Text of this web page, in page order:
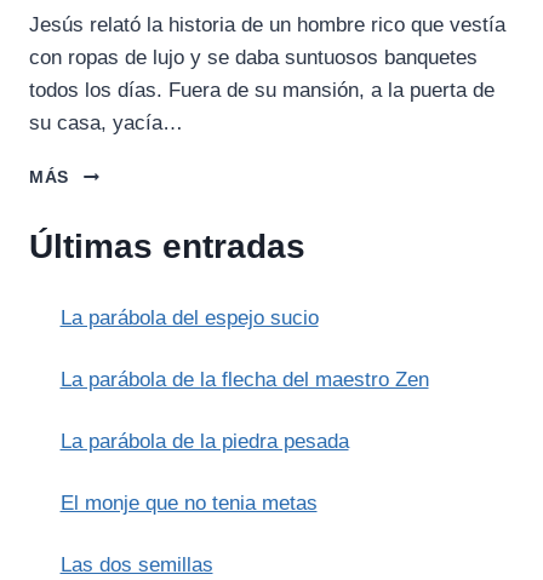
Jesús relató la historia de un hombre rico que vestía
con ropas de lujo y se daba suntuosos banquetes
todos los días. Fuera de su mansión, a la puerta de
su casa, yacía…
MÁS
LA
RICO
Últimas entradas
La parábola del espejo sucio
La parábola de la flecha del maestro Zen
La parábola de la piedra pesada
El monje que no tenia metas
Las dos semillas